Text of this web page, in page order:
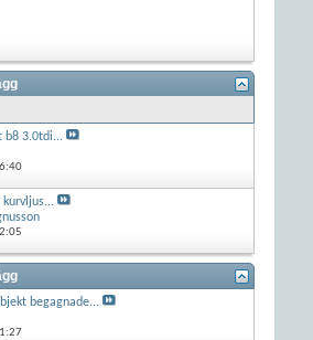
b8 3.0tdi...
kurvljus...
begagnade...